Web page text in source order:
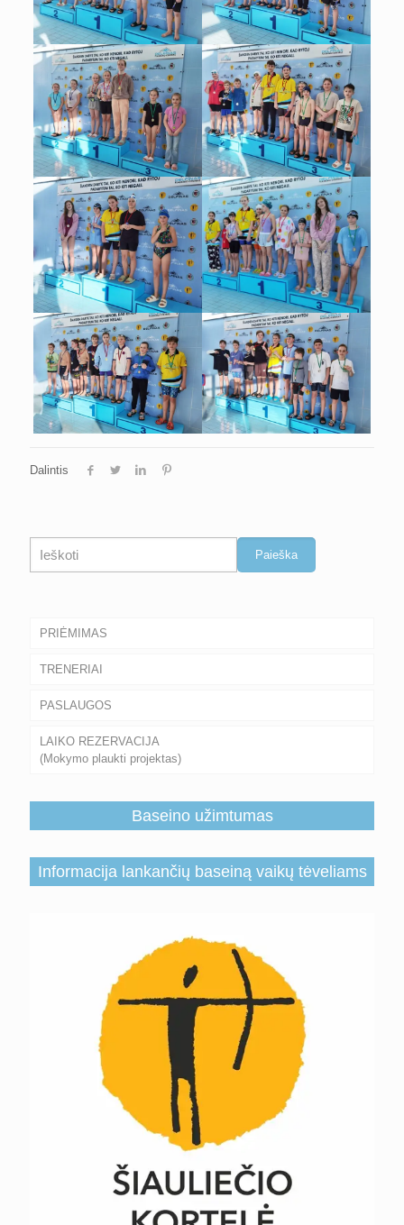
Dalintis
Paieška Paieška
PRIĖMIMAS
TRENERIAI
PASLAUGOS
LAIKO REZERVACIJA
(Mokymo plaukti projektas)
Baseino užimtumas
Informacija lankančių baseiną vaikų tėveliams